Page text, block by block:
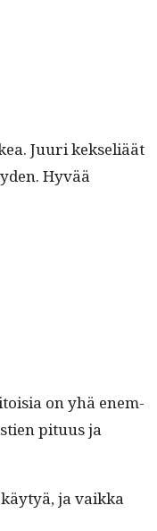
Juuri kek­seliäät
Hyvää
on yhä enem­
pitu­us ja
ja vaik­ka